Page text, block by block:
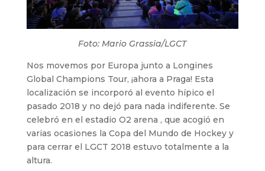
Foto: Mario Grassia/LGCT
Nos movemos por Europa junto a Longines
Global Champions Tour, ¡ahora a Praga! Esta
localización se incorporó al evento hípico el
pasado 2018 y no dejó para nada indiferente. Se
celebró en el estadio O2 arena , que acogió en
varias ocasiones la Copa del Mundo de Hockey y
para cerrar el LGCT 2018 estuvo totalmente a la
altura.